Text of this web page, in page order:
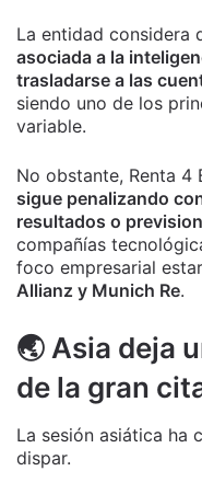
La entidad considera
asociada a la
trasladarse a las
siendo uno de los
variable.
No obstante, Renta 4
sigue penalizando
resultados o
compañías
foco empresarial
Allianz y Munich Re.
🌏 Asia deja
de la gran
La sesión asiática ha
dispar.